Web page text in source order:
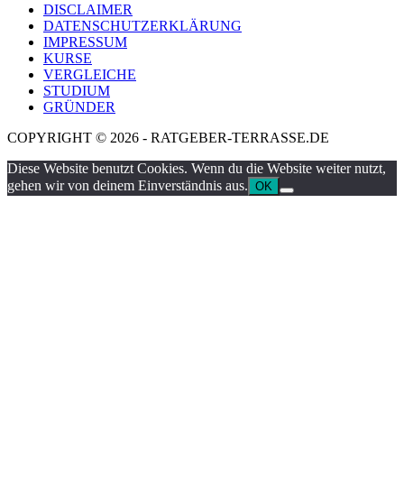
DISCLAIMER
DATENSCHUTZERKLÄRUNG
IMPRESSUM
KURSE
VERGLEICHE
STUDIUM
GRÜNDER
COPYRIGHT © 2026 - RATGEBER-TERRASSE.DE
Diese Website benutzt Cookies. Wenn du die Website weiter nutzt,
gehen wir von deinem Einverständnis aus. OK